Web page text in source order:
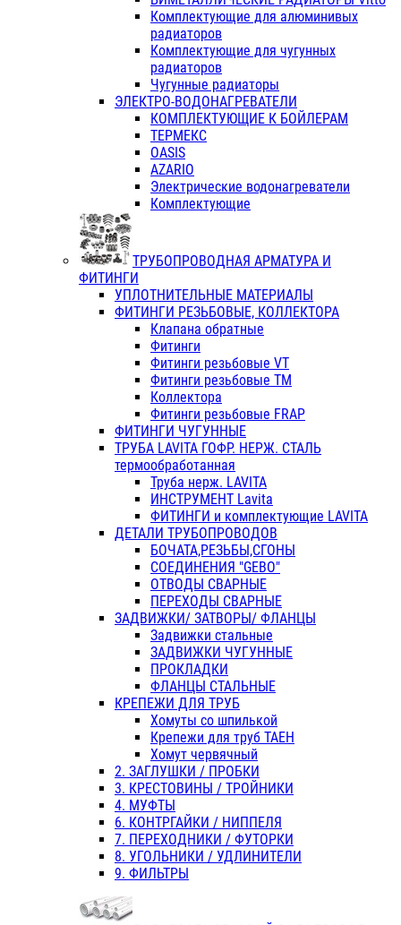
Комплектующие для алюминивых
радиаторов
Комплектующие для чугунных
радиаторов
Чугунные радиаторы
ЭЛЕКТРО-ВОДОНАГРЕВАТЕЛИ
КОМПЛЕКТУЮЩИЕ К БОЙЛЕРАМ
ТЕРМЕКС
OASIS
AZARIO
Электрические водонагреватели
Комплектующие
ТРУБОПРОВОДНАЯ АРМАТУРА И
ФИТИНГИ
УПЛОТНИТЕЛЬНЫЕ МАТЕРИАЛЫ
ФИТИНГИ РЕЗЬБОВЫЕ, КОЛЛЕКТОРА
Клапана обратные
Фитинги
Фитинги резьбовые VT
Фитинги резьбовые ТМ
Коллектора
Фитинги резьбовые FRAP
ФИТИНГИ ЧУГУННЫЕ
ТРУБА LAVITA ГОФР. НЕРЖ. СТАЛЬ
термообработанная
Труба нерж. LAVITA
ИНСТРУМЕНТ Lavita
ФИТИНГИ и комплектующие LAVITA
ДЕТАЛИ ТРУБОПРОВОДОВ
БОЧАТА,РЕЗЬБЫ,СГОНЫ
СОЕДИНЕНИЯ "GEBO"
ОТВОДЫ СВАРНЫЕ
ПЕРЕХОДЫ СВАРНЫЕ
ЗАДВИЖКИ/ ЗАТВОРЫ/ ФЛАНЦЫ
Задвижки стальные
ЗАДВИЖКИ ЧУГУННЫЕ
ПРОКЛАДКИ
ФЛАНЦЫ СТАЛЬНЫЕ
КРЕПЕЖИ ДЛЯ ТРУБ
Хомуты со шпилькой
Крепежи для труб ТАЕН
Хомут червячный
2. ЗАГЛУШКИ / ПРОБКИ
3. КРЕСТОВИНЫ / ТРОЙНИКИ
4. МУФТЫ
6. КОНТРГАЙКИ / НИППЕЛЯ
7. ПЕРЕХОДНИКИ / ФУТОРКИ
8. УГОЛЬНИКИ / УДЛИНИТЕЛИ
9. ФИЛЬТРЫ